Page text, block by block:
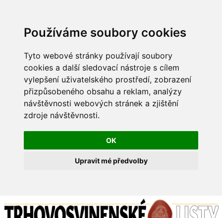
Používáme soubory cookies
Tyto webové stránky používají soubory
cookies a další sledovací nástroje s cílem
vylepšení uživatelského prostředí, zobrazení
přizpůsobeného obsahu a reklam, analýzy
návštěvnosti webových stránek a zjištění
zdroje návštěvnosti.
OK
Upravit mé předvolby